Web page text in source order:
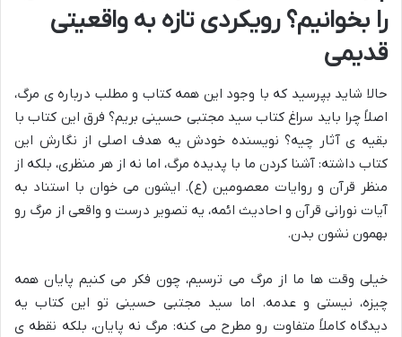
را بخوانیم؟ رویکردی تازه به واقعیتی
قدیمی
حالا شاید بپرسید که با وجود این همه کتاب و مطلب درباره ی مرگ،
اصلاً چرا باید سراغ کتاب سید مجتبی حسینی بریم؟ فرق این کتاب با
بقیه ی آثار چیه؟ نویسنده خودش یه هدف اصلی از نگارش این
کتاب داشته: آشنا کردن ما با پدیده مرگ، اما نه از هر منظری، بلکه از
منظر قرآن و روایات معصومین (ع). ایشون می خوان با استناد به
آیات نورانی قرآن و احادیث ائمه، یه تصویر درست و واقعی از مرگ رو
بهمون نشون بدن.
خیلی وقت ها ما از مرگ می ترسیم، چون فکر می کنیم پایان همه
چیزه، نیستی و عدمه. اما سید مجتبی حسینی تو این کتاب یه
دیدگاه کاملاً متفاوت رو مطرح می کنه: مرگ نه پایان، بلکه نقطه ی